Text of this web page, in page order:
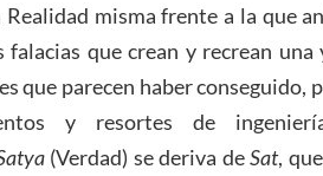
Realidad misma frente a la que
falacias que crean y recrean
que parecen haber
y resortes de
(Verdad) se deriva deSat,